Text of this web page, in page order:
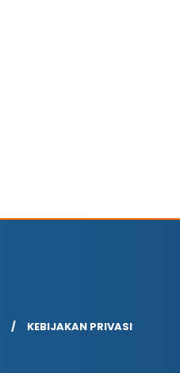
KEBIJAKAN PRIVASI